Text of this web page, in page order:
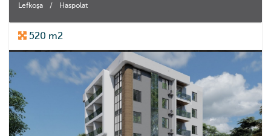
Lefkoşa / Haspolat
520 m2